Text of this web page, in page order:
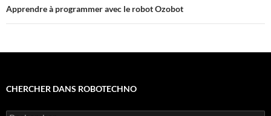
Apprendre à programmer avec le robot Ozobot
CHERCHER DANS ROBOTECHNO